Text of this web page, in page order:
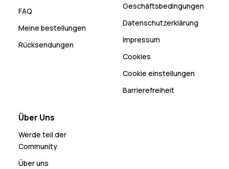
FAQ
Meine bestellungen
Rücksendungen
Geschäftsbedingungen
Datenschutzerklärung
Impressum
Cookies
Cookie einstellungen
Barrierefreiheit
Über Uns
Werde teil der
Community
Über uns